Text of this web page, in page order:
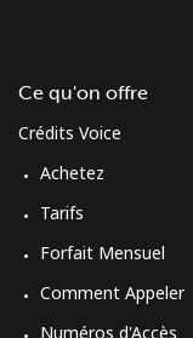
Ce qu'on offre
Crédits Voice
Achetez
Tarifs
Forfait Mensuel
Comment Appeler
Numéros d'Accès